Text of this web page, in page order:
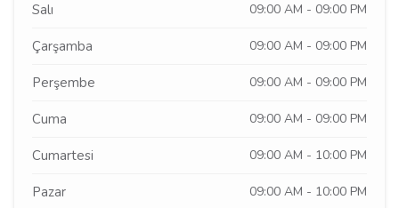
Salı 09:00 AM - 09:00 PM
Çarşamba 09:00 AM - 09:00 PM
Perşembe 09:00 AM - 09:00 PM
Cuma 09:00 AM - 09:00 PM
Cumartesi 09:00 AM - 10:00 PM
Pazar 09:00 AM - 10:00 PM